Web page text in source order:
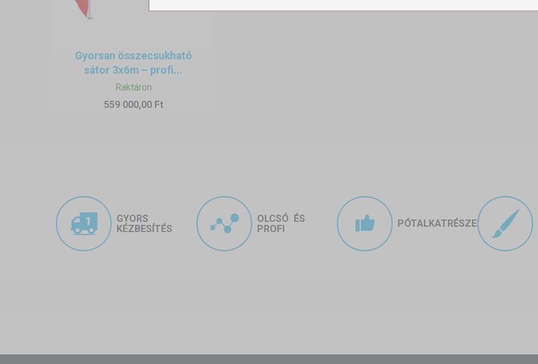
Milyen esetekben ideális egy ilyen sátor autók tárolására?
Olyan helyeken, ahol nincs állandó garázs, de szeretnénk az autót védeni az időjárás viszontagságaitól
pillanatok alatt felállítható, és használaton kívül kis helyen tárolható.
3. Építkezések és ideiglenes helyszínek:
Sok szakember használ mobil sátrakat munkahelyi parkolónak vagy ideiglenes
Gyorsan összecsukható
sátor 3x6m – profi...
Raktáron
559 000,00 Ft
GYORS
KÉZBESÍTÉS
OLCSÓ ÉS
PROFI
PÓTALKATRÉSZEK